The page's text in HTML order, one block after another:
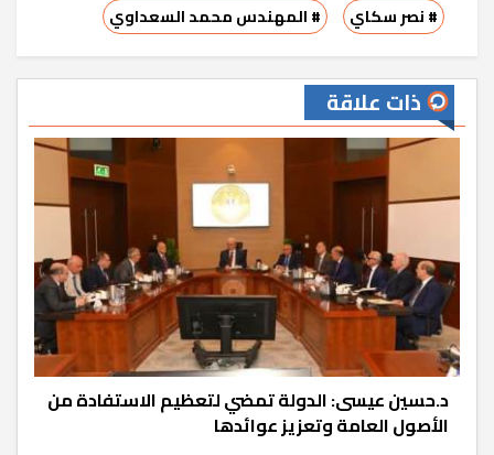
# نصر سكاي
# المهندس محمد السعداوي
ذات علاقة
د.حسين عيسى: الدولة تمضي لتعظيم الاستفادة من
الأصول العامة وتعزيز عوائدها